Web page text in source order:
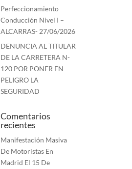
Perfeccionamiento
Conducción Nivel I –
ALCARRAS- 27/06/2026
DENUNCIA AL TITULAR
DE LA CARRETERA N-
120 POR PONER EN
PELIGRO LA
SEGURIDAD
Comentarios
recientes
Manifestación Masiva
De Motoristas En
Madrid El 15 De